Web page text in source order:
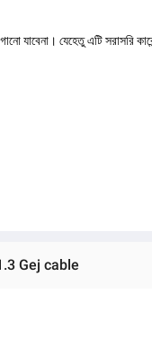
যাবেনা। যেহেতু এটি সরাসরি
Gej cable